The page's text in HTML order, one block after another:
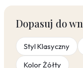
Dopasuj do
Styl Klasyczny
Kolor Żółty